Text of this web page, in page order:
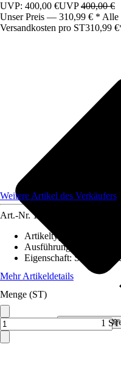
UVP: 400,00 €UVP400,00 €
Unser Preis — 310,99 € * Alle
Versandkosten pro ST310,99 €
Verkauf durch: Smart Home
Weitere Artikel des Verkäufers
Art.-Nr. 12623002
Artikeltyp
Ausführung
Eigenschaft:Smart
Mehr Artikeldetails
Menge (ST)
1 ST